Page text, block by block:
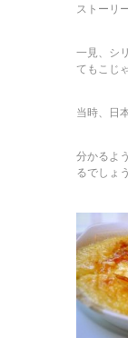
ストーリ
一見、シ
てもこじ
当時、日
分かるよ
るでしょ